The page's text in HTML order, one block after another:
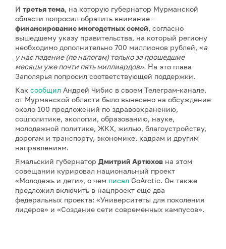
И третья тема, на которую губернатор Мурманской
области попросил обратить внимание –
финансирование многодетных семей, согласно
вышедшему указу правительства, на который региону
необходимо дополнительно 700 миллионов рублей, «а
у нас падение (по налогам) только за прошедшие
месяцы уже почти пять миллиардов». На это глава
Заполярья попросил соответствующей поддержки.
Как сообщил Андрей Чибис в своем Телеграм-канале,
от Мурманской области было вынесено на обсуждение
около 100 предложений по здравоохранению,
соцполитике, экологии, образованию, науке,
молодежной политике, ЖКХ, жилью, благоустройству,
дорогам и транспорту, экономике, кадрам и другим
направлениям.
Ямальский губернатор Дмитрий Артюхов на этом
совещании курировал национальный проект
«Молодежь и дети», о чем писал GoArctic. Он также
предложил включить в нацпроект еще два
федеральных проекта: «Университеты для поколения
лидеров» и «Создание сети современных кампусов».